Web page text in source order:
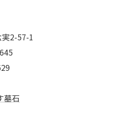
実2-57-1
墓石